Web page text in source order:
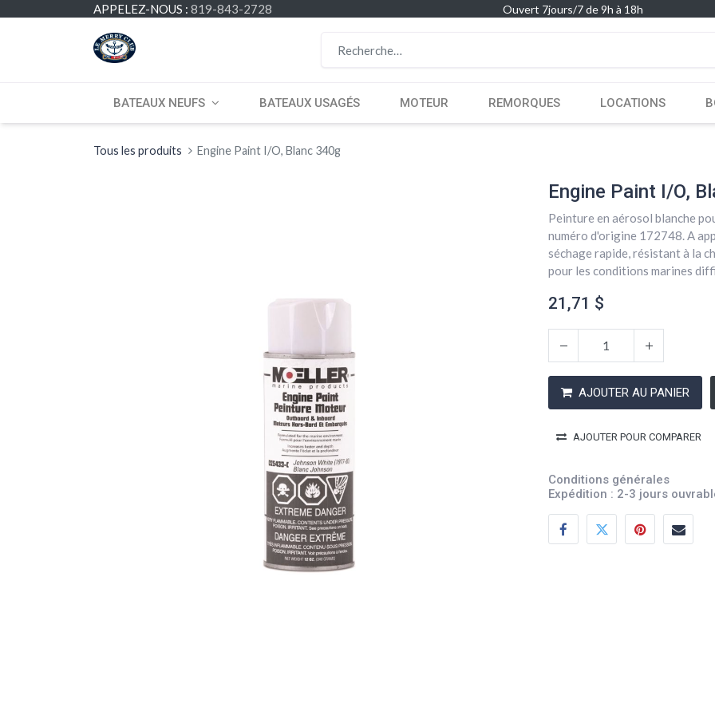
APPELEZ-NOUS : 819-843-2728 Ouvert 7jours/7 de 9h à 18h
BATEAUX NEUFS BATEAUX USAGÉS MOTEUR REMORQUES LOCATIONS
Tous les produits Engine Paint I/O, Blanc 340g
Engine Paint I/O,
Peinture en aérosol blanche
numéro d'origine 172748. A
séchage rapide, résistant à la
pour les conditions marines
21,71 $
AJOUTER AU PANIER
AJOUTER POUR COMPARER
Conditions générales
Expédition : 2-3 jours